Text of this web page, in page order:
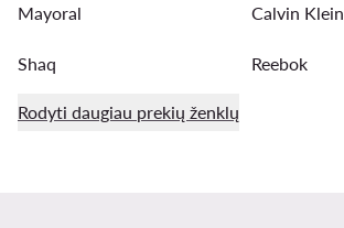
Mayoral Calvin Klein
Shaq Reebok
Rodyti daugiau prekių ženklų